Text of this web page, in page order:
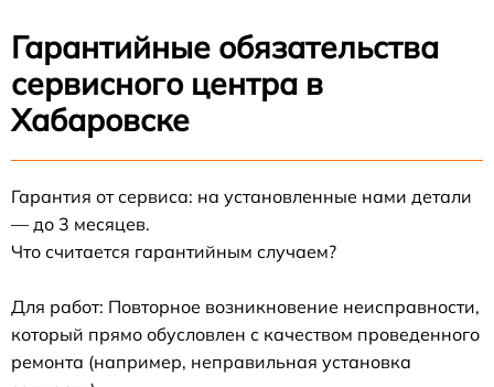
Гарантийные обязательства
сервисного центра в
Хабаровске
Гарантия от сервиса: на установленные нами детали
— до 3 месяцев.
Что считается гарантийным случаем?
Для работ: Повторное возникновение неисправности,
который прямо обусловлен с качеством проведенного
ремонта (например, неправильная установка